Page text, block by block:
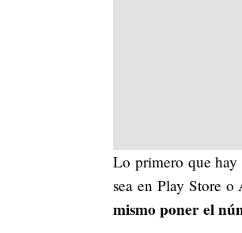
Lo primero que hay
sea en Play Store
mismo poner el